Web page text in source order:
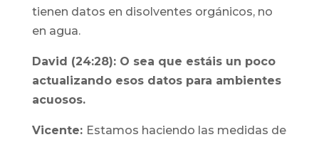
tienen datos en disolventes orgánicos, no
en agua.
David (24:28): O sea que estáis un poco
actualizando esos datos para ambientes
acuosos.
Vicente: Estamos haciendo las medidas de